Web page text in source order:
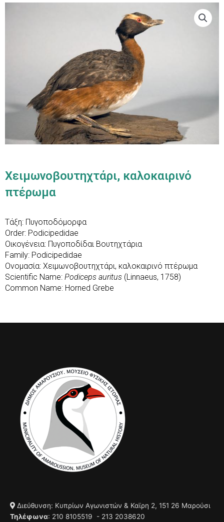
Χειμωνοβουτηχτάρι, καλοκαιρινό
πτέρωμα
Τάξη: Πυγοποδόμορφα
Order: Podicipedidae
Οικογένεια: Πυγοποδίδαι Βουτηχτάρια
Family: Podicipedidae
Ονομασία: Χειμωνοβουτηχτάρι, καλοκαιρινό πτέρωμα
Scientific Name: Podiceps auritus (Linnaeus, 1758)
Common Name: Horned Grebe
Διεύθυνση: Κυπρίων Αγωνιστών & Καϊρη 2, 151 26 Μαρούσι
Τηλέφωνα: 210 8105519 - 213 2038620